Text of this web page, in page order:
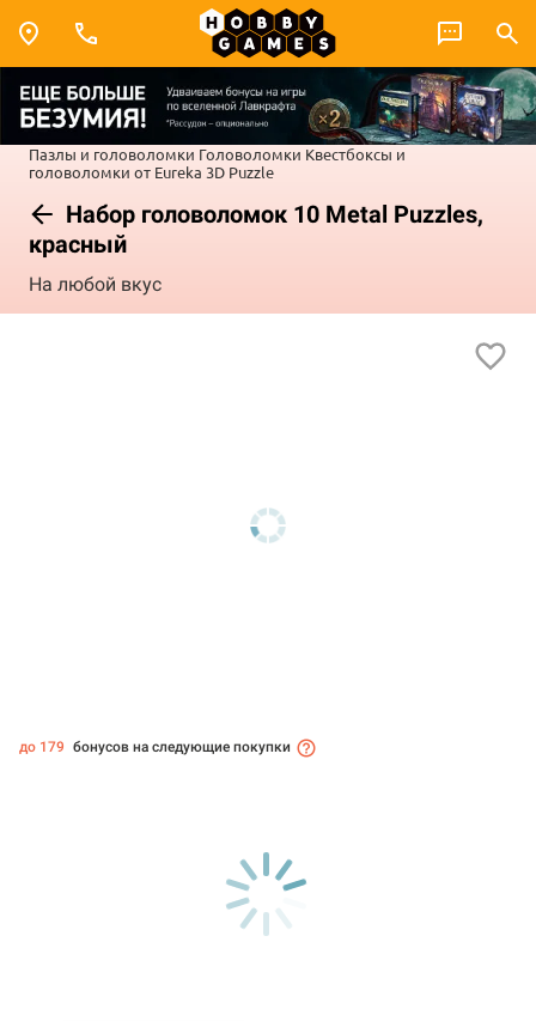
Пазлы и головоломки Головоломки Квестбоксы и
головоломки от Eureka 3D Puzzle
Набор головоломок 10 Metal Puzzles,
красный
На любой вкус
до 179 бонусов на следующие покупки